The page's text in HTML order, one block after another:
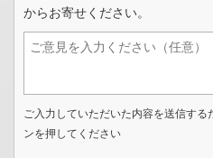
からお寄せください。
ご入力していただいた内容を送信す
ンを押してください